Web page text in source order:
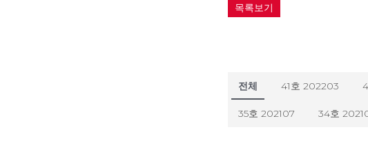
목록보기
전체 41호 202203
35호 202107 34호